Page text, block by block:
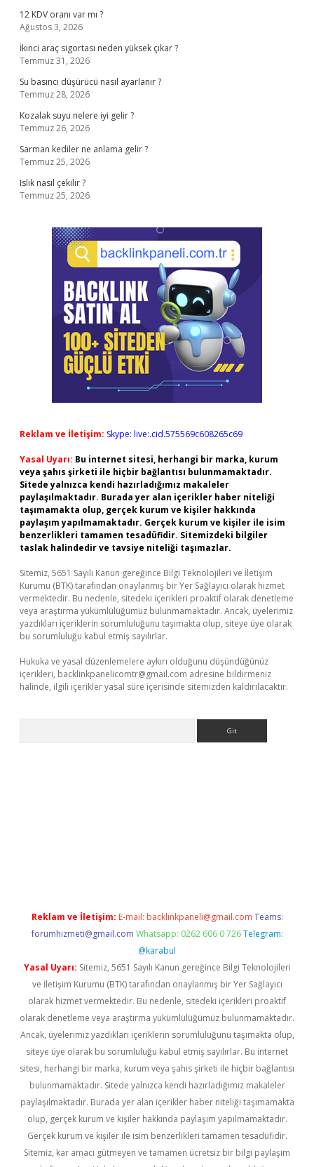
12 KDV oranı var mı ?
Ağustos 3, 2026
İkinci araç sigortası neden yüksek çıkar ?
Temmuz 31, 2026
Su basıncı düşürücü nasıl ayarlanır ?
Temmuz 28, 2026
Kozalak suyu nelere iyi gelir ?
Temmuz 26, 2026
Sarman kediler ne anlama gelir ?
Temmuz 25, 2026
Islık nasıl çekilir ?
Temmuz 25, 2026
Reklam ve İletişim: Skype: live:.cid.575569c608265c69
Yasal Uyarı: Bu internet sitesi, herhangi bir marka, kurum
veya şahıs şirketi ile hiçbir bağlantısı bulunmamaktadır.
Sitede yalnızca kendi hazırladığımız makaleler
paylaşılmaktadır. Burada yer alan içerikler haber niteliği
taşımamakta olup, gerçek kurum ve kişiler hakkında
paylaşım yapılmamaktadır. Gerçek kurum ve kişiler ile isim
benzerlikleri tamamen tesadüfidir. Sitemizdeki bilgiler
taslak halindedir ve tavsiye niteliği taşımazlar.
Sitemiz, 5651 Sayılı Kanun gereğince Bilgi Teknolojileri ve İletişim
Kurumu (BTK) tarafından onaylanmış bir Yer Sağlayıcı olarak hizmet
vermektedir. Bu nedenle, sitedeki içerikleri proaktif olarak denetleme
veya araştırma yükümlülüğümüz bulunmamaktadır. Ancak, üyelerimiz
yazdıkları içeriklerin sorumluluğunu taşımakta olup, siteye üye olarak
bu sorumluluğu kabul etmiş sayılırlar.
Hukuka ve yasal düzenlemelere aykırı olduğunu düşündüğünüz
içerikleri, backlinkpanelicomtr@gmail.com adresine bildirmeniz
halinde, ilgili içerikler yasal süre içerisinde sitemizden kaldırılacaktır.
Reklam ve İletişim: E-mail: backlinkpaneli@gmail.com Teams:
forumhizmeti@gmail.com Whatsapp: 0262 606 0 726 Telegram:
@karabul
Yasal Uyarı: Sitemiz, 5651 Sayılı Kanun gereğince Bilgi Teknolojileri
ve İletişim Kurumu (BTK) tarafından onaylanmış bir Yer Sağlayıcı
olarak hizmet vermektedir. Bu nedenle, sitedeki içerikleri proaktif
olarak denetleme veya araştırma yükümlülüğümüz bulunmamaktadır.
Ancak, üyelerimiz yazdıkları içeriklerin sorumluluğunu taşımakta olup,
siteye üye olarak bu sorumluluğu kabul etmiş sayılırlar. Bu internet
sitesi, herhangi bir marka, kurum veya şahıs şirketi ile hiçbir bağlantısı
bulunmamaktadır. Sitede yalnızca kendi hazırladığımız makaleler
paylaşılmaktadır. Burada yer alan içerikler haber niteliği taşımamakta
olup, gerçek kurum ve kişiler hakkında paylaşım yapılmamaktadır.
Gerçek kurum ve kişiler ile isim benzerlikleri tamamen tesadüfidir.
Sitemiz, kar amacı gütmeyen ve tamamen ücretsiz bir bilgi paylaşım